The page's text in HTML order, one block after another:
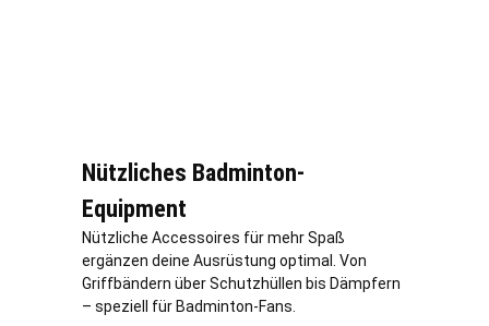
Nützliches Badminton-
Equipment
Nützliche Accessoires für mehr Spaß
ergänzen deine Ausrüstung optimal. Von
Griffbändern über Schutzhüllen bis Dämpfern
– speziell für Badminton-Fans.